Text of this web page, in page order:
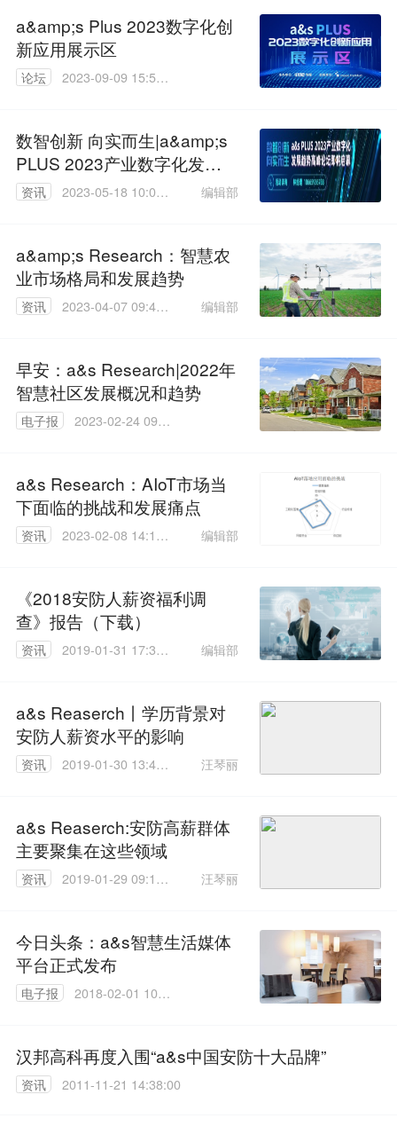
a&amp;s Plus 2023数字化创
新应用展示区
论坛
2023-09-09 15:57:
数智创新 向实而生|a&amp;s
PLUS 2023产业数字化发展
趋势高峰论坛即将启幕！
资讯
2023-05-18 10:04:
编辑部
a&amp;s Research：智慧农
业市场格局和发展趋势
资讯
2023-04-07 09:46:
编辑部
早安：a&s Research|2022年
智慧社区发展概况和趋势
电子报
2023-02-24 09:5
a&s Research：AIoT市场当
下面临的挑战和发展痛点
资讯
2023-02-08 14:19:
编辑部
《2018安防人薪资福利调
查》报告（下载）
资讯
2019-01-31 17:35:
编辑部
a&s Reaserch丨学历背景对
安防人薪资水平的影响
资讯
2019-01-30 13:47:
汪琴丽
a&s Reaserch:安防高薪群体
主要聚集在这些领域
资讯
2019-01-29 09:19:
汪琴丽
今日头条：a&s智慧生活媒体
平台正式发布
电子报
2018-02-01 10:0
汉邦高科再度入围“a&s中国安防十大品牌”
资讯 2011-11-21 14:38:00